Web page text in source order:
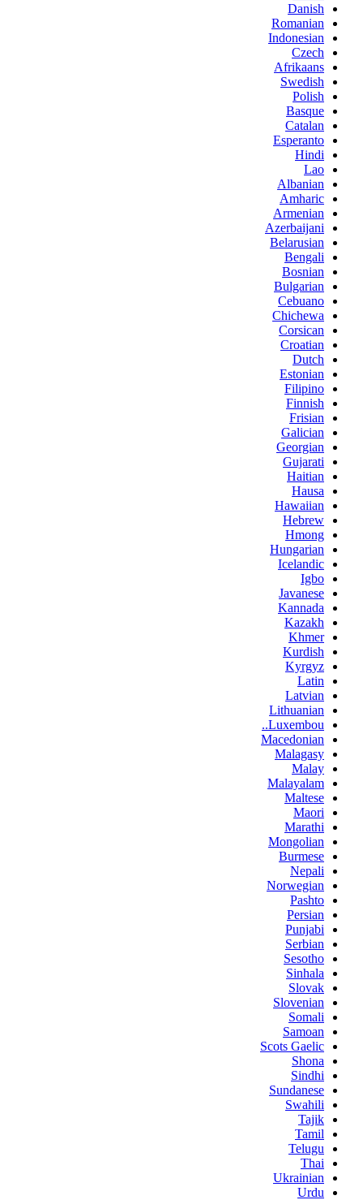
Danish
Romanian
Indonesian
Czech
Afrikaans
Swedish
Polish
Basque
Catalan
Esperanto
Hindi
Lao
Albanian
Amharic
Armenian
Azerbaijani
Belarusian
Bengali
Bosnian
Bulgarian
Cebuano
Chichewa
Corsican
Croatian
Dutch
Estonian
Filipino
Finnish
Frisian
Galician
Georgian
Gujarati
Haitian
Hausa
Hawaiian
Hebrew
Hmong
Hungarian
Icelandic
Igbo
Javanese
Kannada
Kazakh
Khmer
Kurdish
Kyrgyz
Latin
Latvian
Lithuanian
Luxembou..
Macedonian
Malagasy
Malay
Malayalam
Maltese
Maori
Marathi
Mongolian
Burmese
Nepali
Norwegian
Pashto
Persian
Punjabi
Serbian
Sesotho
Sinhala
Slovak
Slovenian
Somali
Samoan
Scots Gaelic
Shona
Sindhi
Sundanese
Swahili
Tajik
Tamil
Telugu
Thai
Ukrainian
Urdu